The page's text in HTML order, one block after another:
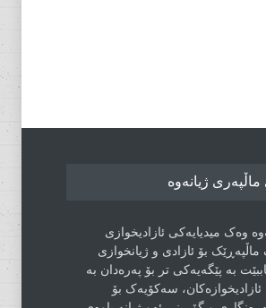
ژیانەوە
وەک میدیایەکی ئازادیخوازی
بۆ ئازادی و ژیانخوازی
بە پێگەیەکی تر بۆ پەرەدان بە
ئازادیخوازەکان، سەکۆیەک بۆ